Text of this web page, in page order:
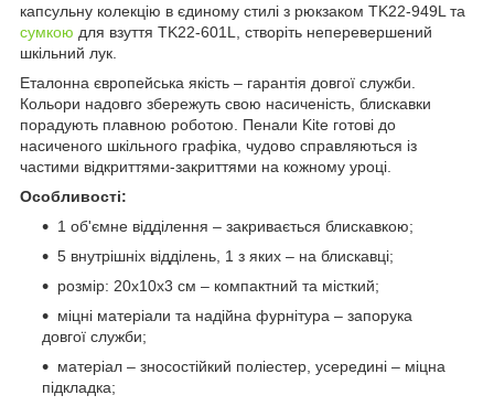
капсульну колекцію в єдиному стилі з рюкзаком TK22-949L та
сумкою для взуття TK22-601L, створіть неперевершений
шкільний лук.
Еталонна європейська якість – гарантія довгої служби.
Кольори надовго збережуть свою насиченість, блискавки
порадують плавною роботою. Пенали Kite готові до
насиченого шкільного графіка, чудово справляються із
частими відкриттями-закриттями на кожному уроці.
Особливості:
1 об'ємне відділення – закривається блискавкою;
5 внутрішніх відділень, 1 з яких – на блискавці;
розмір: 20x10x3 см – компактний та місткий;
міцні матеріали та надійна фурнітура – запорука
довгої служби;
матеріал – зносостійкий поліестер, усередині – міцна
підкладка;